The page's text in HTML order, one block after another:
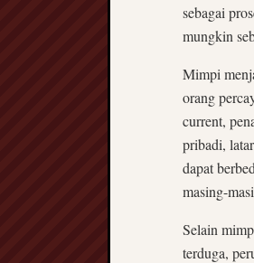
sebagai
mungkin
Mimpi
orang
current,
pribadi,
dapat
masing-
Selain
terduga,